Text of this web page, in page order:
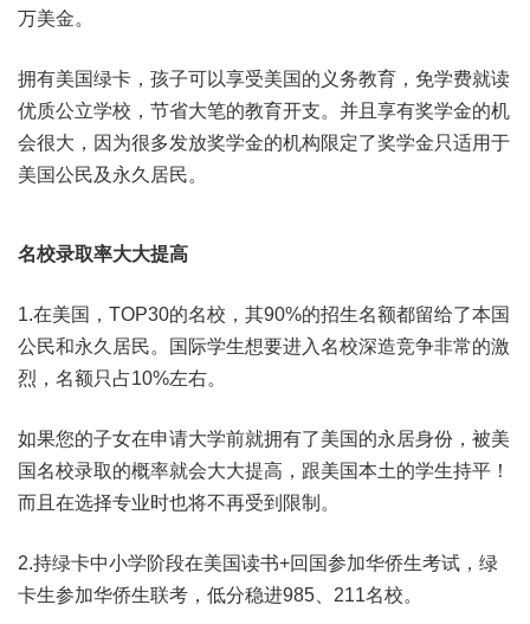
万美金。
拥有美国绿卡，孩子可以享受美国的义务教育，免学费就读
优质公立学校，节省大笔的教育开支。并且享有奖学金的机
会很大，因为很多发放奖学金的机构限定了奖学金只适用于
美国公民及永久居民。
名校录取率大大提高
1.在美国，TOP30的名校，其90%的招生名额都留给了本国
公民和永久居民。国际学生想要进入名校深造竞争非常的激
烈，名额只占10%左右。
如果您的子女在申请大学前就拥有了美国的永居身份，被美
国名校录取的概率就会大大提高，跟美国本土的学生持平！
而且在选择专业时也将不再受到限制。
2.持绿卡中小学阶段在美国读书+回国参加华侨生考试，绿
卡生参加华侨生联考，低分稳进985、211名校。